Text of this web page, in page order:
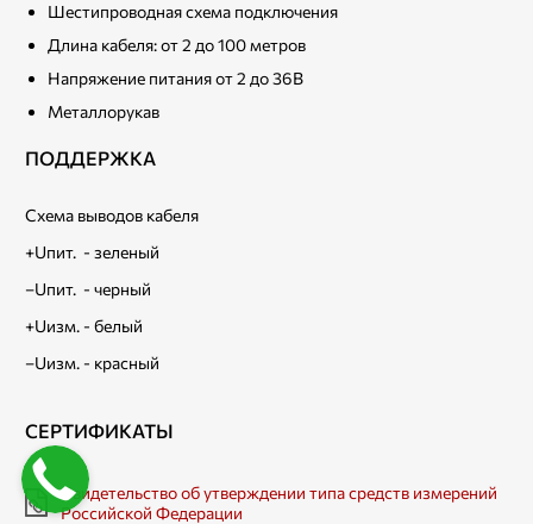
Шестипроводная схема подключения
Длина кабеля: от 2 до 100 метров
Напряжение питания от 2 до 36В
Металлорукав
ПОДДЕРЖКА
Схема выводов кабеля
+Uпит. - зеленый
–Uпит. - черный
+Uизм. - белый
–Uизм. - красный​
​СЕРТИФИКАТЫ
Свидетельство об утверждении типа средств измерений
Российской Федерации